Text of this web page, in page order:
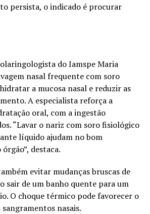
persista, o indicado é procurar
do Iamspe Maria
nasal frequente com soro
a mucosa nasal e reduzir as
A especialista reforça a
oral, com a ingestão
“Lavar o nariz com soro fisiológico
líquido ajudam no bom
destaca.
evitar mudanças bruscas de
sair de um banho quente para um
O choque térmico pode favorecer o
nasais.